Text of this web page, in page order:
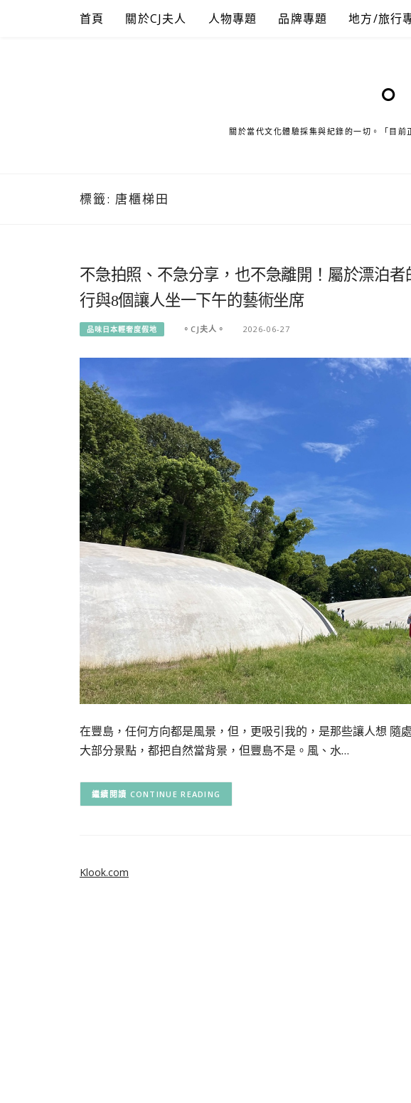
首頁 關於CJ夫人 人物專題 品牌專題 地方/旅行
關於當代文化體驗採集與紀錄的一切。「目
標籤: 唐櫃梯田
不急拍照、不急分享，也不急離開！屬於漂泊
行與8個讓人坐一下午的藝術坐席
品味日本輕奢度假地 。CJ夫人。 2026-06-27
在豐島，任何方向都是風景，但，更吸引我的，是那些讓人想
大部分景點，都把自然當背景，但豐島不是。風、水…
CONTINUE READING
Klook.com